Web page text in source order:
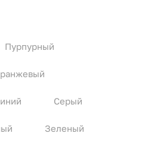
Пурпурный
Серый
Зеленый